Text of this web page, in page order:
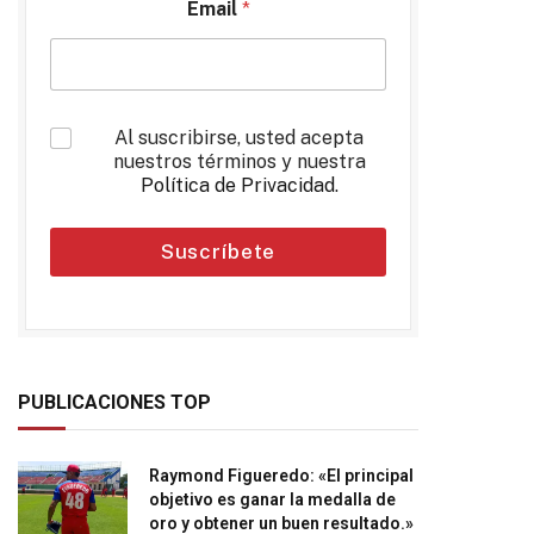
Email *
*
Al suscribirse, usted acepta
nuestros términos y nuestra
Política de Privacidad.
Suscríbete
PUBLICACIONES TOP
Raymond Figueredo: «El principal
objetivo es ganar la medalla de
oro y obtener un buen resultado.»